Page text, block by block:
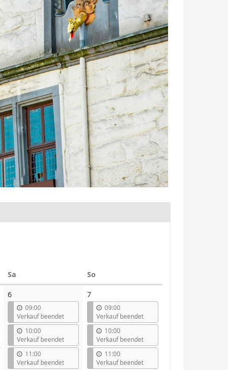
SaSamstag So
6
09:00
Verkauf beendet
10:00
Verkauf beendet
11:00
Verkauf beendet
7
09:00
Verkauf beendet
10:00
Verkauf beendet
11:00
Verkauf beendet